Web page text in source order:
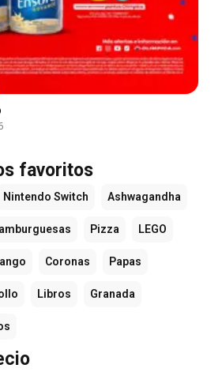
favoritos
Nintendo Switch Ashwagandha
Pizza LEGO
Coronas Papas
Libros Granada